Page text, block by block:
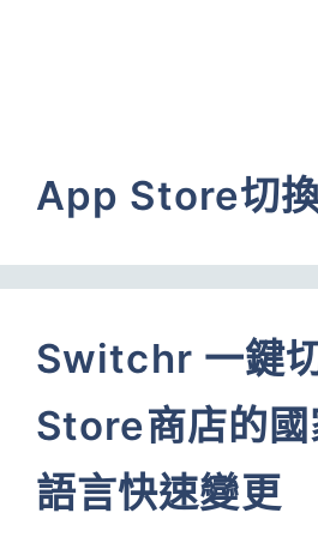
App Store切
Switchr 一鍵
Store商店的國
語言快速變更